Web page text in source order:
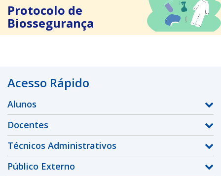
Protocolo de
Biossegurança
Acesso Rápido
Alunos
Docentes
Técnicos Administrativos
Público Externo